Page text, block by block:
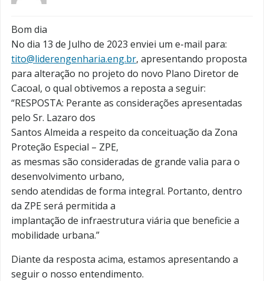
Bom dia
No dia 13 de Julho de 2023 enviei um e-mail para:
tito@liderengenharia.eng.br, apresentando proposta
para alteração no projeto do novo Plano Diretor de
Cacoal, o qual obtivemos a reposta a seguir:
“RESPOSTA: Perante as considerações apresentadas
pelo Sr. Lazaro dos
Santos Almeida a respeito da conceituação da Zona
Proteção Especial – ZPE,
as mesmas são consideradas de grande valia para o
desenvolvimento urbano,
sendo atendidas de forma integral. Portanto, dentro
da ZPE será permitida a
implantação de infraestrutura viária que beneficie a
mobilidade urbana.”
Diante da resposta acima, estamos apresentando a
seguir o nosso entendimento.